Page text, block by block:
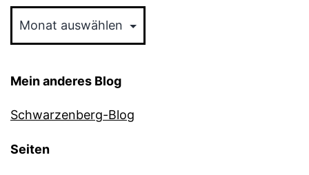
Mein anderes Blog
Schwarzenberg-Blog
Seiten